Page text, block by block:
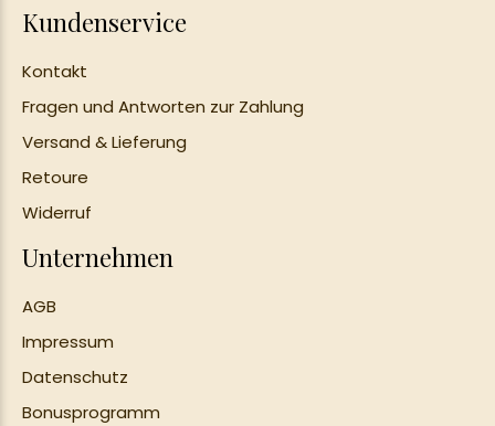
Kundenservice
Kontakt
Fragen und Antworten zur Zahlung
Versand & Lieferung
Retoure
Widerruf
Unternehmen
AGB
Impressum
Datenschutz
Bonusprogramm